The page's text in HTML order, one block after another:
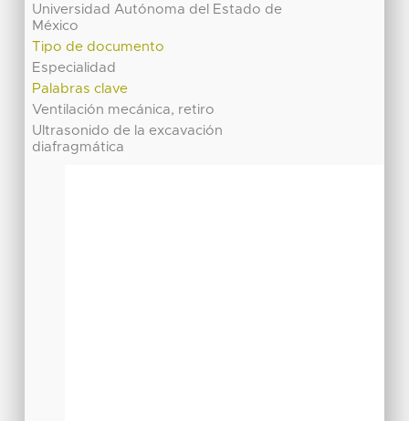
Universidad Autónoma del Estado de
México
Tipo de documento
Especialidad
Palabras clave
Ventilación mecánica, retiro
Ultrasonido de la excavación
diafragmática